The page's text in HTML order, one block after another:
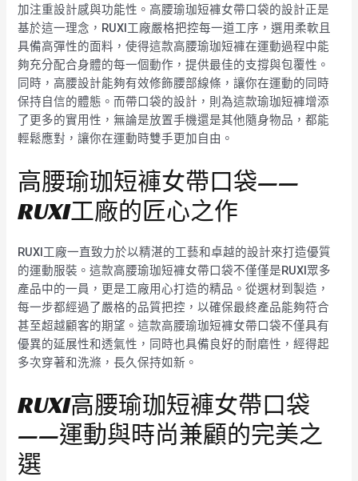
加注重設計感與功能性。高腰瑜珈短褲女帶口袋的設計正是
基於這一理念，RUXI工廠嚴格把控每一道工序，選用柔軟且
具備高彈性的面料，使得這款高腰瑜珈短褲在運動過程中能
夠充分配合身體的每一個動作，提供最佳的支撐與包覆性。
同時，高腰設計能夠有效修飾腰部線條，讓你在運動的同時
保持自信的體態。而帶口袋的設計，則為這款瑜珈短褲增添
了更多的實用性，無論是放置手機還是其他隨身物品，都能
輕鬆應對，讓你在運動時雙手更加自由。
高腰瑜珈短褲女帶口袋——
RUXI工廠的匠心之作
RUXI工廠一直致力於以精湛的工藝和卓越的設計來打造優質
的運動服裝。這款高腰瑜珈短褲女帶口袋不僅僅是RUXI眾多
產品中的一員，更是工廠用心打造的精品。從選材到製造，
每一步都經過了嚴格的品質把控，以確保最終產品能夠符合
甚至超越顧客的期望。這款高腰瑜珈短褲女帶口袋不僅具有
優異的延展性和透氣性，同時也具備良好的耐磨性，經得起
多次穿著和洗滌，長久保持如新。
RUXI高腰瑜珈短褲女帶口袋
——運動與時尚兼顧的完美之
選